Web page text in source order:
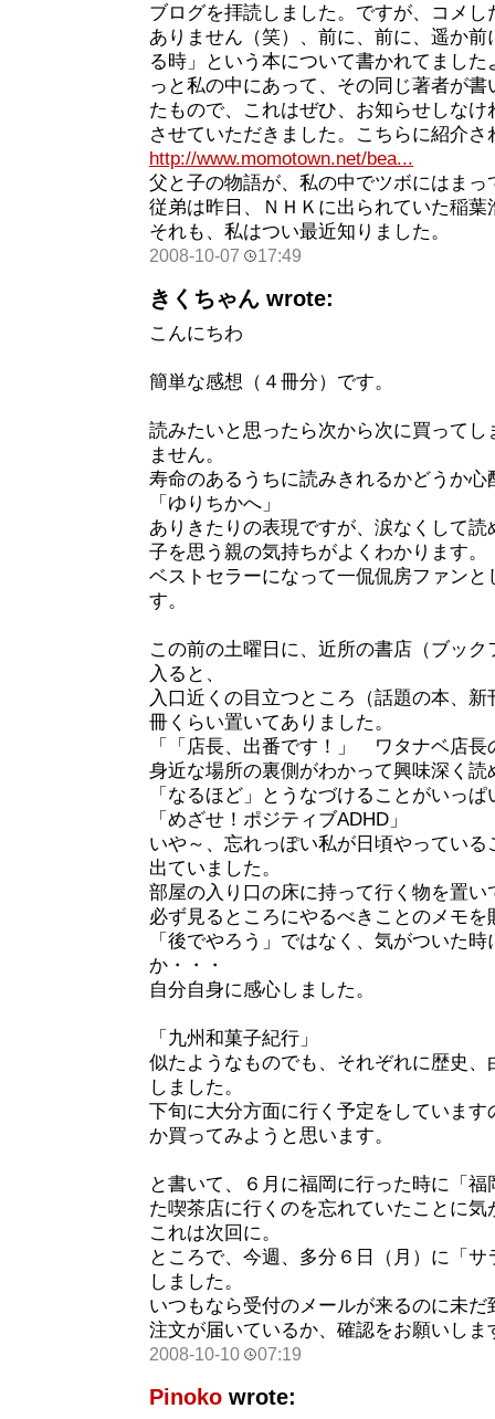
ブログを拝読しました。ですが、コメ
ありません（笑）、前に、前に、遥か
る時」という本について書かれてまし
っと私の中にあって、その同じ著者が
たもので、これはぜひ、お知らせしな
させていただきました。こちらに紹介さ
http://www.momotown.net/bea...
父と子の物語が、私の中でツボにはまっ
従弟は昨日、ＮＨＫに出られていた稲
それも、私はつい最近知りました。
2008-10-07 17:49
きくちゃん wrote:
こんにちわ
簡単な感想（４冊分）です。
読みたいと思ったら次から次に買って
ません。
寿命のあるうちに読みきれるかどうか心
「ゆりちかへ」
ありきたりの表現ですが、涙なくして読
子を思う親の気持ちがよくわかります。
ベストセラーになって一侃侃房ファンと
す。
この前の土曜日に、近所の書店（ブッ
入ると、
入口近くの目立つところ（話題の本、
冊くらい置いてありました。
「「店長、出番です！」 ワタナベ店長
身近な場所の裏側がわかって興味深く読
「なるほど」とうなづけることがいっぱ
「めざせ！ポジティブADHD」
いや～、忘れっぽい私が日頃やってい
出ていました。
部屋の入り口の床に持って行く物を置い
必ず見るところにやるべきことのメモを
「後でやろう」ではなく、気がついた
か・・・
自分自身に感心しました。
「九州和菓子紀行」
似たようなものでも、それぞれに歴史
しました。
下旬に大分方面に行く予定をしていま
か買ってみようと思います。
と書いて、６月に福岡に行った時に「
た喫茶店に行くのを忘れていたことに気
これは次回に。
ところで、今週、多分６日（月）に「
しました。
いつもなら受付のメールが来るのに未だ
注文が届いているか、確認をお願いしま
2008-10-10 07:19
Pinoko wrote: